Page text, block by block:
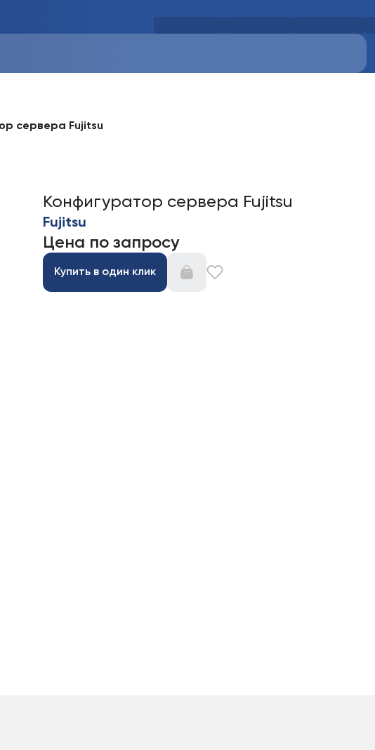
сервера Fujitsu
Конфигуратор сервера Fujitsu
Fujitsu
Цена по запросу
Купить в один клик